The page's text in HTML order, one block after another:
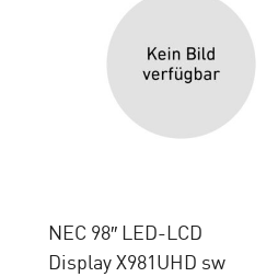
NEC 98″ LED-LCD
Display X981UHD sw